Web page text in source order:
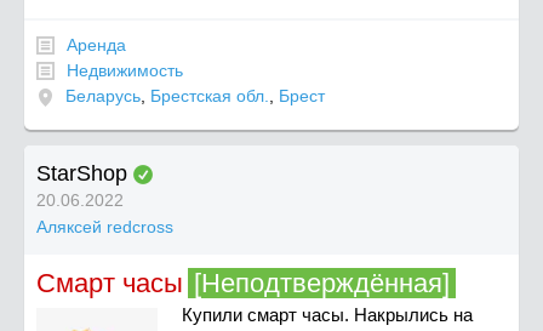
Аренда
Недвижимость
Беларусь, Брестская обл., Брест
StarShop
20.06.2022
Аляксей redcross
Смарт часы [Неподтверждённая]
Купили смарт часы. Накрылись на